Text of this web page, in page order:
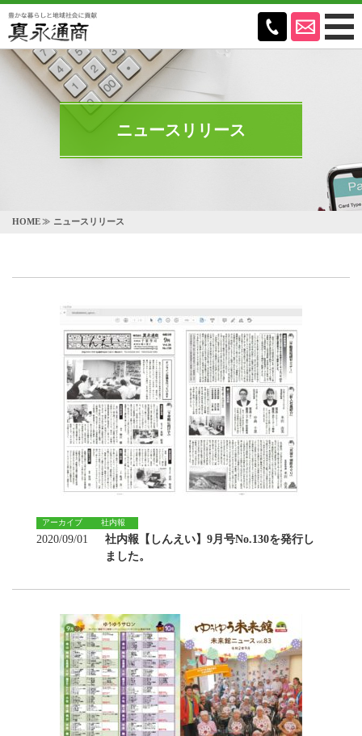
ニュースリリース
HOME ニュースリリース
アーカイブ 社内報
2020/09/01
社内報【しんえい】9月号No.130を発行し
ました。